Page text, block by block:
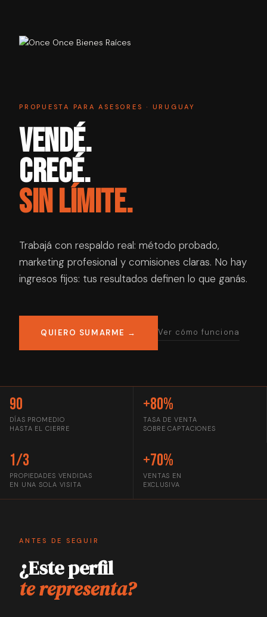
PROPUESTA PARA ASESORES · URUGUAY
Vendé.
Crecé.
Sin límite.
Trabajá con respaldo real: método probado,
marketing profesional y comisiones claras. No hay
ingresos fijos: tus resultados definen lo que ganás.
QUIERO SUMARME → Ver cómo funciona
90
DÍAS PROMEDIO
HASTA EL CIERRE
+80%
TASA DE VENTA
SOBRE CAPTACIONES
1/3
PROPIEDADES VENDIDAS
EN UNA SOLA VISITA
+70%
VENTAS EN
EXCLUSIVA
ANTES DE SEGUIR
¿Este perfil
te representa?